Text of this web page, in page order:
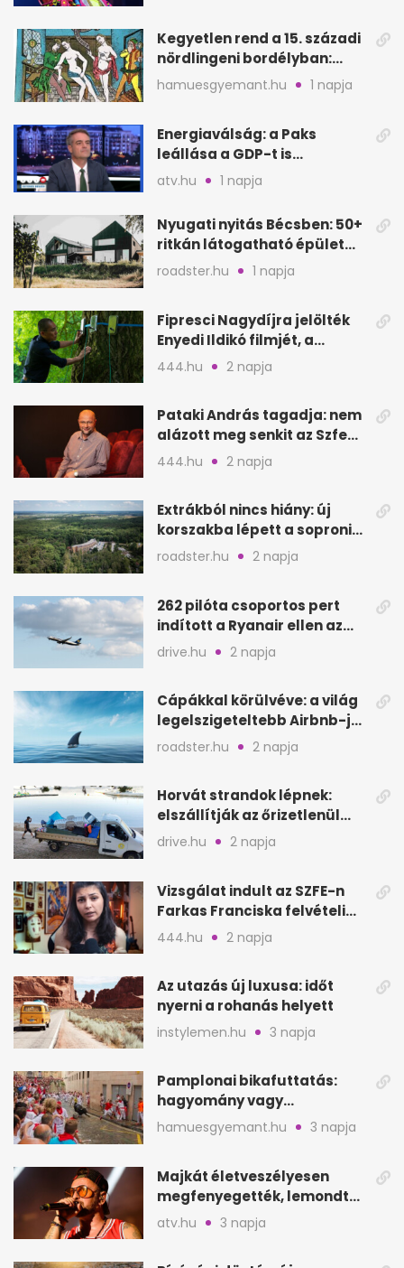
Kegyetlen rend a 15. századi
nördlingeni bordélyban:
verés, éheztetés
hamuesgyemant.hu 1 napja
Energiaválság: a Paks
leállása a GDP-t is
megütheti, int az
Oeconomus
atv.hu 1 napja
Nyugati nyitás Bécsben: 50+
ritkán látogatható épület
nyílik meg
roadster.hu 1 napja
Fipresci Nagydíjra jelölték
Enyedi Ildikó filmjét, a
Csendes barátot
444.hu 2 napja
Pataki András tagadja: nem
alázott meg senkit az Szfe
felvételijén
444.hu 2 napja
Extrákból nincs hiány: új
korszakba lépett a soproni
Fagus Hotel
roadster.hu 2 napja
262 pilóta csoportos pert
indított a Ryanair ellen az
Egyesült Királyságban
drive.hu 2 napja
Cápákkal körülvéve: a világ
legelszigeteltebb Airbnb-je
a nyílt tengeren
roadster.hu 2 napja
Horvát strandok lépnek:
elszállítják az őrizetlenül
hagyott törölközőket
drive.hu 2 napja
Vizsgálat indult az SZFE-n
Farkas Franciska felvételi
videója után
444.hu 2 napja
Az utazás új luxusa: időt
nyerni a rohanás helyett
instylemen.hu 3 napja
Pamplonai bikafuttatás:
hagyomány vagy
értelmetlen vérontás?
hamuesgyemant.hu 3 napja
Majkát életveszélyesen
megfenyegették, lemondta
a sepsiszentgyörgyi
atv.hu 3 napja